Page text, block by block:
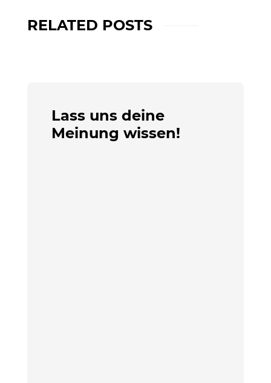
RELATED POSTS
Lass uns deine
Meinung wissen!